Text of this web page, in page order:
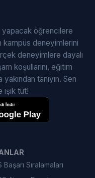
yapacak öğrencilere
deneyimlerini
deneyimlere dayalı
koşullarını, eğitim
tanıyın. Sen
tut!
Başarı Sıralamaları